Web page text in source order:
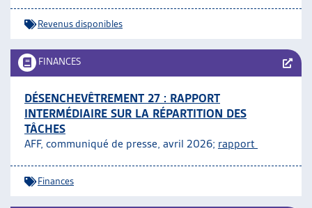
JOURNÉES D’AUTOMNE
Revenus disponibles
FINANCES
DÉSENCHEVÊTREMENT 27 : RAPPORT
INTERMÉDIAIRE SUR LA RÉPARTITION DES
TÂCHES
AFF, communiqué de presse, avril 2026; rapport
Finances